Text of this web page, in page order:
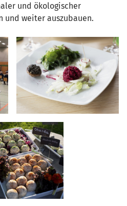
und ökologischer
und weiter auszubauen.